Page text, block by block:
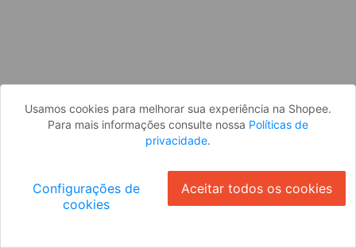
Usamos cookies para melhorar sua experiência na Shopee.
Para mais informações consulte nossa Políticas de
privacidade.
Configurações de
cookies
Aceitar todos os cookies